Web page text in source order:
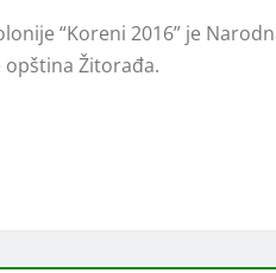
“Koreni 2016” je
opština Žitorađa.